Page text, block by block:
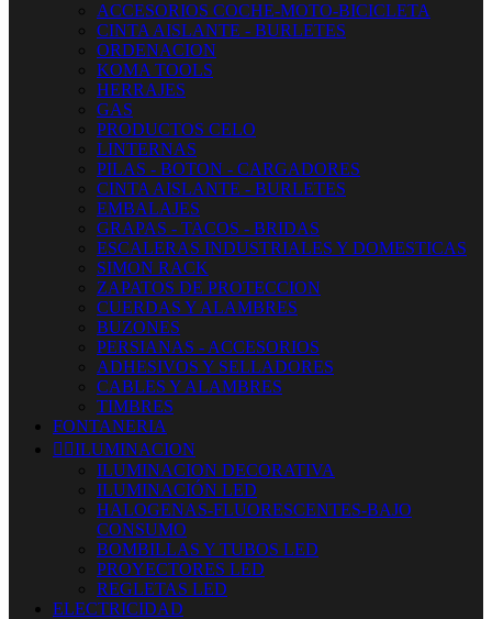
ACCESORIOS COCHE-MOTO-BICICLETA
CINTA AISLANTE - BURLETES
ORDENACION
KOMA TOOLS
HERRAJES
GAS
PRODUCTOS CELO
LINTERNAS
PILAS - BOTON - CARGADORES
CINTA AISLANTE - BURLETES
EMBALAJES
GRAPAS - TACOS - BRIDAS
ESCALERAS INDUSTRIALES Y DOMESTICAS
SIMON RACK
ZAPATOS DE PROTECCION
CUERDAS Y ALAMBRES
BUZONES
PERSIANAS - ACCESORIOS
ADHESIVOS Y SELLADORES
CABLES Y ALAMBRES
TIMBRES
FONTANERIA
 ILUMINACION
ILUMINACION DECORATIVA
ILUMINACIÓN LED
HALOGENAS-FLUORESCENTES-BAJO
CONSUMO
BOMBILLAS Y TUBOS LED
PROYECTORES LED
REGLETAS LED
ELECTRICIDAD